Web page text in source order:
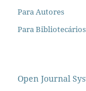
Para Autores
Para Bibliotecários
Open Journal